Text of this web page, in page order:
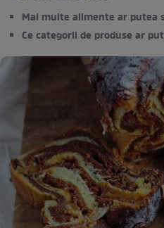
Mai multe alimente ar putea
Ce categorii de produse ar